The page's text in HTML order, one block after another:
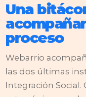
Una
proceso
Webarrio
las dos últimas
Integración Social.